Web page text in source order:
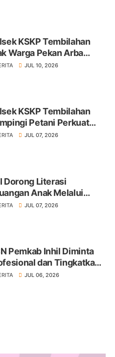
KSKP Tembilahan
Warga Pekan Arba
Cabai Dukung
JUL 10, 2026
KSKP Tembilahan
Petani Perkuat
Pangan
JUL 07, 2026
Dorong Literasi
Anak Melalui
BritAma Junio
JUL 07, 2026
Pemkab Inhil Diminta
dan Tingkatkan
Publik
JUL 06, 2026